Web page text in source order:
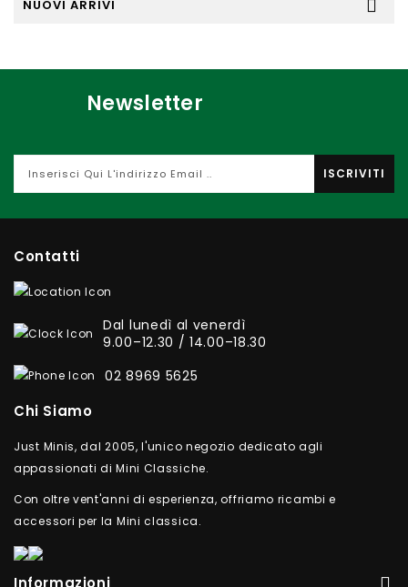
NUOVI ARRIVI
Newsletter
ISCRIVITI
Contatti
Dal lunedì al venerdì
9.00–12.30 / 14.00–18.30
02 8969 5625
Chi Siamo
Just Minis, dal 2005, l'unico negozio dedicato agli
appassionati di Mini Classiche.
Con oltre vent'anni di esperienza, offriamo ricambi e
accessori per la Mini classica.
Informazioni